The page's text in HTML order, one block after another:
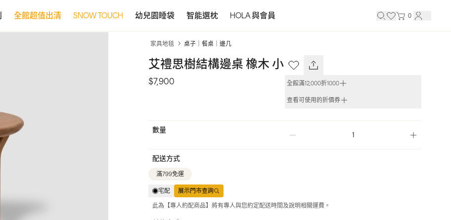
全館超值出清 SNOW TOUCH 幼兒園睡袋 智能選枕 HOLA 與會員 0
家具地毯 桌子｜餐桌｜邊几
艾禮思樹結構邊桌 橡木 小
$7,900 全館滿12,000折1000
查看可使用的折價券
數量
配送方式
滿799免運
宅配 展示門市查詢
此為【專人約配商品】將有專人與您約定配送時間及說明相關運費。